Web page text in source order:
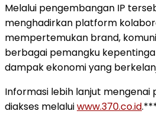
Melalui pengembangan IP
menghadirkan platform
mempertemukan brand,
berbagai pemangku
dampakekonomiyang
Informasi lebih lanjut mengenai
diakses melaluiwww.370.co.id